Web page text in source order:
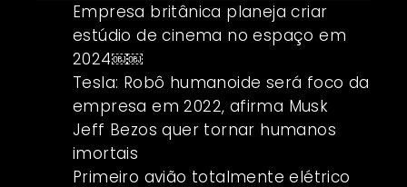
Empresa britânica planeja criar
estúdio de cinema no espaço em
2024￼￼
Tesla: Robô humanoide será foco da
empresa em 2022, afirma Musk
Jeff Bezos quer tornar humanos
imortais
Primeiro avião totalmente elétrico